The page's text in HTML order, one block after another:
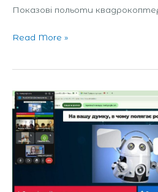
Показові польоти
Read More »
Онлайн-
вікторина
кібербезпеки
для
інтернет-